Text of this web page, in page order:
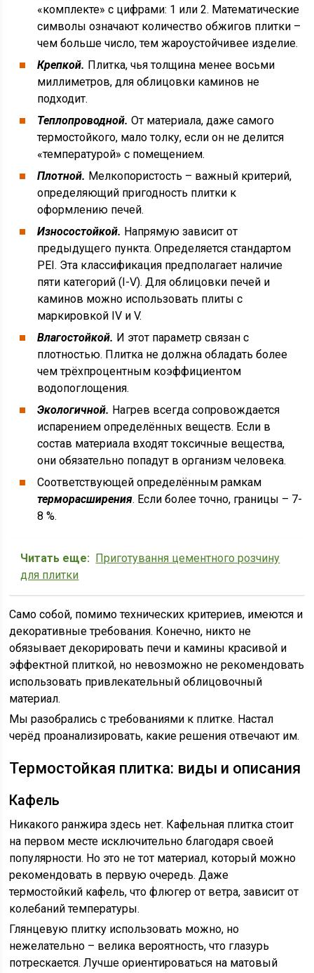
«комплекте» с цифрами: 1 или 2. Математические
символы означают количество обжигов плитки –
чем больше число, тем жароустойчивее изделие.
Крепкой. Плитка, чья толщина менее восьми
миллиметров, для облицовки каминов не
подходит.
Теплопроводной. От материала, даже самого
термостойкого, мало толку, если он не делится
«температурой» с помещением.
Плотной. Мелкопористость – важный критерий,
определяющий пригодность плитки к
оформлению печей.
Износостойкой. Напрямую зависит от
предыдущего пункта. Определяется стандартом
PEI. Эта классификация предполагает наличие
пяти категорий (I-V). Для облицовки печей и
каминов можно использовать плиты с
маркировкой IV и V.
Влагостойкой. И этот параметр связан с
плотностью. Плитка не должна обладать более
чем трёхпроцентным коэффициентом
водопоглощения.
Экологичной. Нагрев всегда сопровождается
испарением определённых веществ. Если в
состав материала входят токсичные вещества,
они обязательно попадут в организм человека.
Соответствующей определённым рамкам
терморасширения. Если более точно, границы – 7-
8 %.
Читать еще: Приготування цементного розчину
для плитки
Само собой, помимо технических критериев, имеются и
декоративные требования. Конечно, никто не
обязывает декорировать печи и камины красивой и
эффектной плиткой, но невозможно не рекомендовать
использовать привлекательный облицовочный
материал.
Мы разобрались с требованиями к плитке. Настал
черёд проанализировать, какие решения отвечают им.
Термостойкая плитка: виды и описания
Кафель
Никакого ранжира здесь нет. Кафельная плитка стоит
на первом месте исключительно благодаря своей
популярности. Но это не тот материал, который можно
рекомендовать в первую очередь. Даже
термостойкий кафель, что флюгер от ветра, зависит от
колебаний температуры.
Глянцевую плитку использовать можно, но
нежелательно – велика вероятность, что глазурь
потрескается. Лучше ориентироваться на матовый